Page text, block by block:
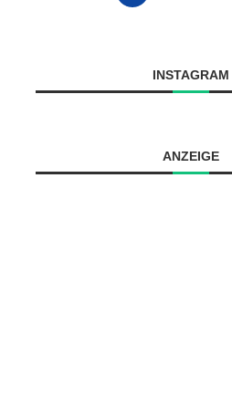
INSTAGRAM
ANZEIGE